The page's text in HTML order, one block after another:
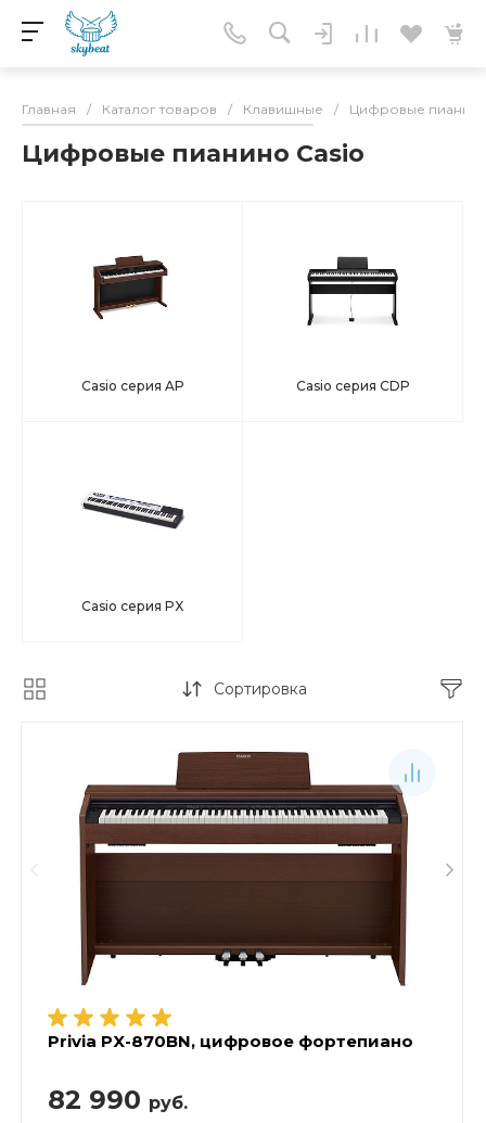
Главная / Каталог товаров / Клавишные / Цифровые
Цифровые пианино Casio
Casio серия AP Casio серия CDP
Casio серия PX
Сортировка
Privia PX-870BN, цифровое фортепиано
82 990 руб.